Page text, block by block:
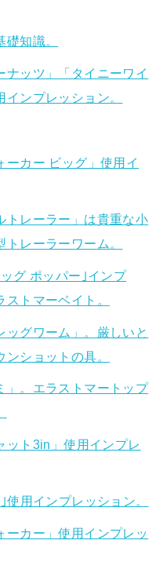
知識。
ナッツ」「タイニーワイ
ンプレッション。
ーカー ビッグ」使用イ
トレーラー」は貴重な小
レーラーワーム。
グ ポッパー｣インプ
トマーベイト。
ッグワーム」。厳しいと
ショットの具。
」。エラストマートップ
ット3in」使用インプレ
用インプレッション。
ーカー」使用インプレッ